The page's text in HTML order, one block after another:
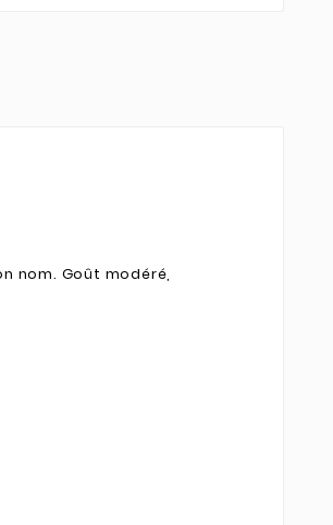
nom. Goût modéré,